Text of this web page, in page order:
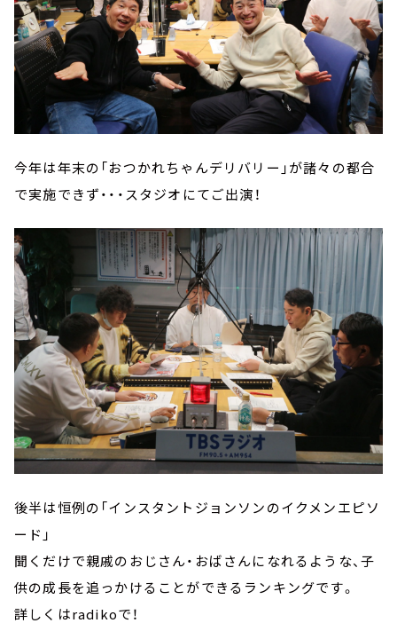
今年は年末の「おつかれちゃんデリバリー」が諸々の都合
で実施できず・・・スタジオにてご出演！
後半は恒例の「インスタントジョンソンのイクメンエピソ
ード」
聞くだけで親戚のおじさん・おばさんになれるような、子
供の成長を追っかけることができるランキングです。
詳しくはradikoで！